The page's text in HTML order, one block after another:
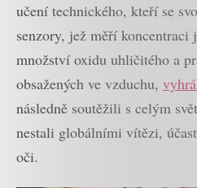
učení technického, kteří se
senzory, jež měří koncentraci
množství oxidu uhličitého a
obsažených ve vzduchu,
následně soutěžili s celým
nestali globálními vítězi,
oči.